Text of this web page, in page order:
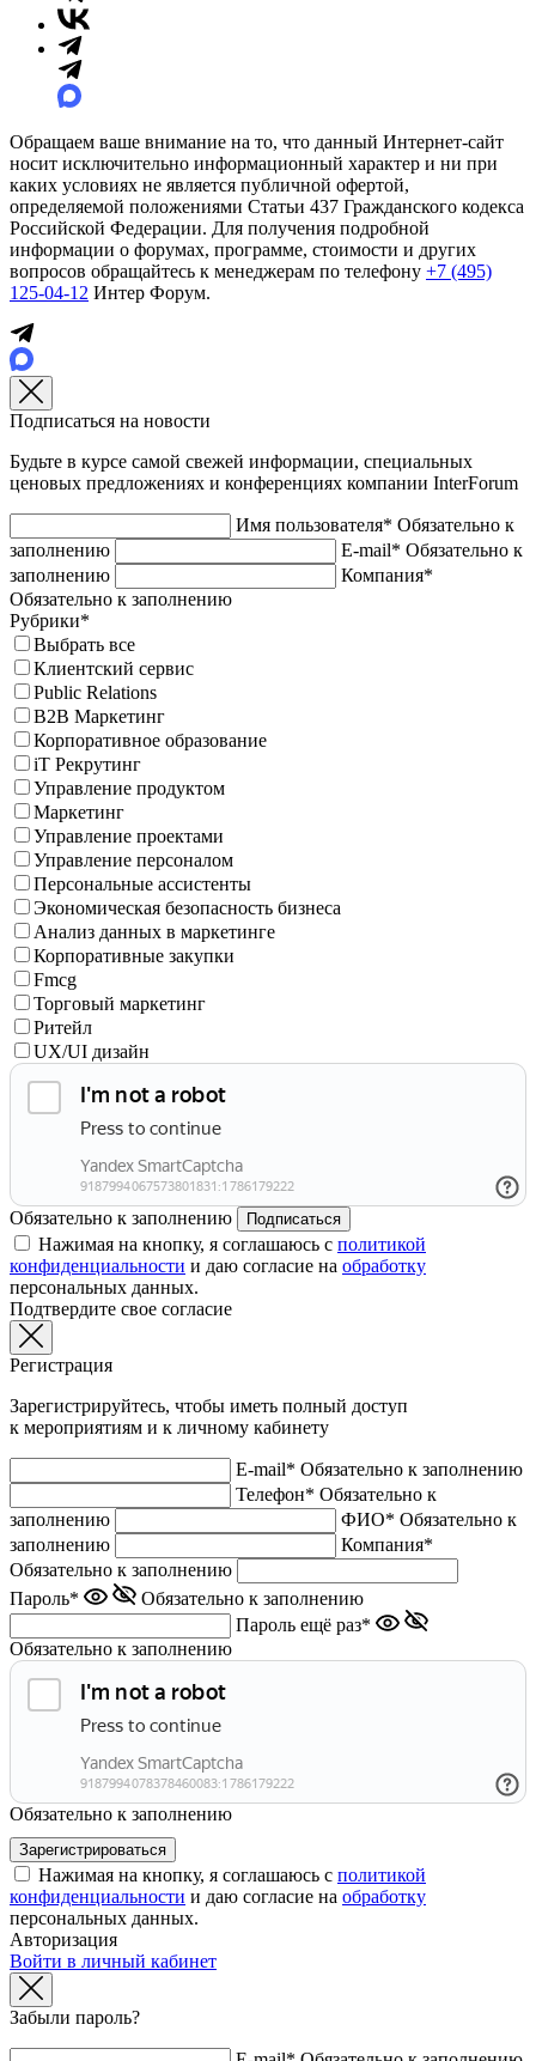
Обращаем ваше внимание на то, что данный Интернет-сайт
носит исключительно информационный характер и ни при
каких условиях не является публичной офертой,
определяемой положениями Статьи 437 Гражданского кодекса
Российской Федерации. Для получения подробной
информации о форумах, программе, стоимости и других
вопросов обращайтесь к менеджерам по телефону +7 (495)
125-04-12 Интер Форум.
Подписаться на новости
Будьте в курсе самой свежей информации, специальных
ценовых предложениях и конференциях компании InterForum
Имя пользователя* Обязательно к
заполнению
E-mail* Обязательно к
заполнению
Компания*
Обязательно к заполнению
Рубрики*
Выбрать все
Клиентский сервис
Public Relations
B2B Маркетинг
Корпоративное образование
iT Рекрутинг
Управление продуктом
Маркетинг
Управление проектами
Управление персоналом
Персональные ассистенты
Экономическая безопасность бизнеса
Анализ данных в маркетинге
Корпоративные закупки
Fmcg
Торговый маркетинг
Ритейл
UX/UI дизайн
Обязательно к заполнению Подписаться
Нажимая на кнопку, я соглашаюсь с политикой
конфиденциальности и даю согласие на обработку
персональных данных.
Подтвердите свое согласие
Регистрация
Зарегистрируйтесь, чтобы иметь полный доступ
к мероприятиям и к личному кабинету
E-mail* Обязательно к заполнению
Телефон* Обязательно к
заполнению
ФИО* Обязательно к
заполнению
Компания*
Обязательно к заполнению
Пароль*
Обязательно к заполнению
Пароль ещё раз*
Обязательно к заполнению
Обязательно к заполнению
Нажимая на кнопку, я соглашаюсь с политикой
конфиденциальности и даю согласие на обработку
персональных данных.
Авторизация
Войти в личный кабинет
Забыли пароль?